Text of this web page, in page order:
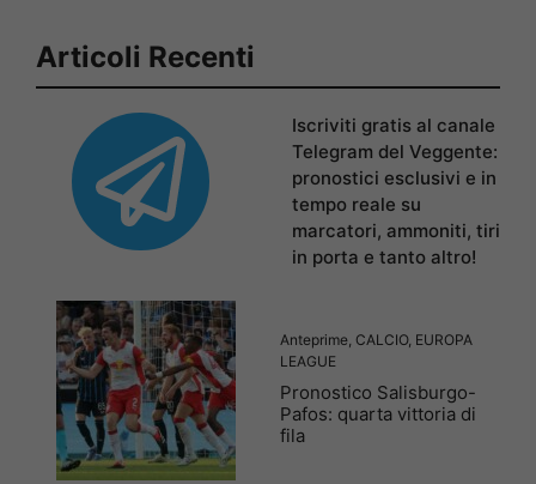
Articoli Recenti
Iscriviti gratis al canale
Telegram del Veggente:
pronostici esclusivi e in
tempo reale su
marcatori, ammoniti, tiri
in porta e tanto altro!
Anteprime CALCIO, EUROPA
LEAGUE
Pronostico Salisburgo-
Pafos: quarta vittoria di
fila